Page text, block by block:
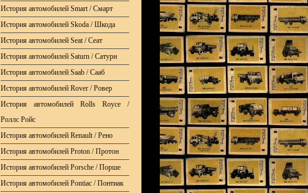
История автомобилей Smart / Смарт
История автомобилей Skoda / Шкода
История автомобилей Seat / Сеат
История автомобилей Saturn / Сатурн
История автомобилей Saab / Сааб
История автомобилей Rover / Ровер
История автомобилей Rolls Royce /
Роллс Ройс
История автомобилей Renault / Рено
История автомобилей Proton / Протон
История автомобилей Porsche / Порше
История автомобилей Pontiac / Понтиак